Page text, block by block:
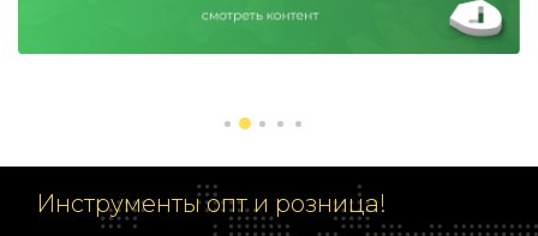
Шуруповерт, 2 батареи литиевые, зарядка, кейс, набор бит и
Инструменты опт и розница!